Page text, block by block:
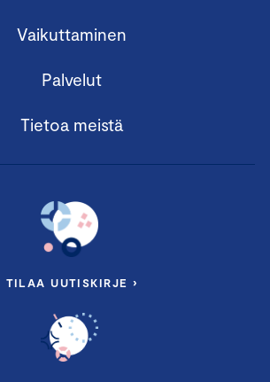
Vaikuttaminen
Palvelut
Tietoa meistä
TILAA UUTISKIRJE ›